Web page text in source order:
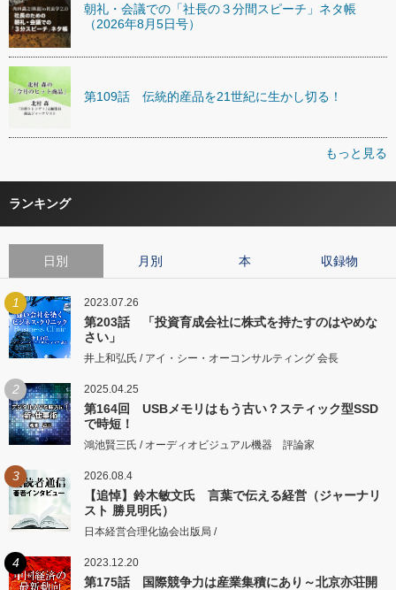
朝礼・会議での「社長の３分間スピーチ」ネタ帳
（2026年8月5日号）
第109話 伝統的産品を21世紀に生かし切る！
もっと見る
ランキング
日別 月別 本 収録物
1 2023.07.26
第203話 「投資育成会社に株式を持たすのはやめな
さい」
井上和弘氏 / アイ・シー・オーコンサルティング 会長
2 2025.04.25
第164回 USBメモリはもう古い？スティック型SSD
で時短！
鴻池賢三氏 / オーディオビジュアル機器 評論家
3 2026.08.4
【追悼】鈴木敏文氏 言葉で伝える経営（ジャーナリ
スト 勝見明氏）
日本経営合理化協会出版局 /
4 2023.12.20
第175話 国際競争力は産業集積にあり～北京亦荘開